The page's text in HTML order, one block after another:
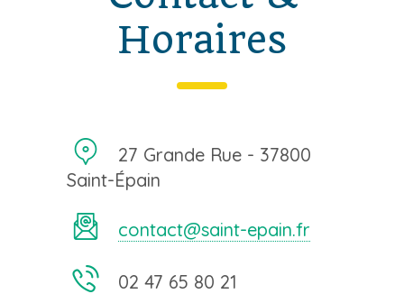
Horaires
27 Grande Rue - 37800
Saint-Épain
contact@saint-epain.fr
02 47 65 80 21